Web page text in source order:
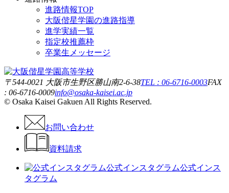
進路情報TOP
大阪偕星学園の進路指導
進学実績一覧
指定校推薦枠
卒業生メッセージ
〒544-0021 大阪市生野区勝山南2-6-38TEL : 06-6716-0003FAX
: 06-6716-0009info@osaka-kaisei.ac.jp
© Osaka Kaisei Gakuen All Rights Reserved.
お問い合わせ
資料請求
公式インスタグラム公式インス
タグラム